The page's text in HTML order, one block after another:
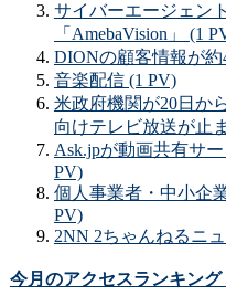
サイバーエージェン
「AmebaVision」 (1
DIONの顧客情報が約
音楽配信 (1 PV)
米政府機関が20日か
向けテレビ放送が止
Ask.jpが動画共有サ
PV)
個人事業者・中小企
PV)
2NN 2ちゃんねるニ
今月のアクセスランキング